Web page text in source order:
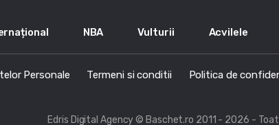
NBA Vulturii Acvilele
Personale Termeni si conditii Politica de
Edris Digital Agency© Baschet.ro 2011 - 2026 -